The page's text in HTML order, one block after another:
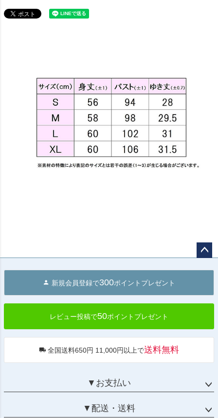
へ
新規会員登録で300ポイントプレゼント
レビュー投稿で50ポイントプレゼント
全国送料650円 11,000円以上で送料無料
▼お支払い
▼配送・送料